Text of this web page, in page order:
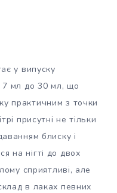
у випуску
7 мл до 30 мл, що
практичним з точки
присутні не тільки
блиску і
на нігті до двох
сприятливі, але
в лаках певних